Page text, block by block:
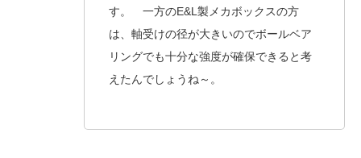
す。 一方のE&L製メカボックスの方
は、軸受けの径が大きいのでボールベア
リングでも十分な強度が確保できると考
えたんでしょうね～。